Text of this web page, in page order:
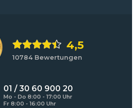
4,5
10784 Bewertungen
01 / 30 60 900 20
Mo - Do 8:00 - 17:00 Uhr
Fr 8:00 - 16:00 Uhr